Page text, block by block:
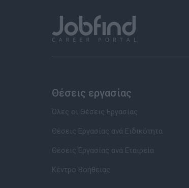
Θέσεις εργασίας
Όλες οι Θέσεις Εργασίας
Θέσεις Εργασίας ανά Ειδικότητα
Θέσεις Εργασίας ανά Εταιρεία
Κέντρο Βοήθειας